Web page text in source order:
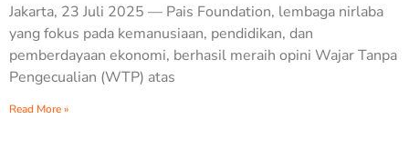
Jakarta, 23 Juli 2025 — Pais Foundation, lembaga nirlaba
yang fokus pada kemanusiaan, pendidikan, dan
pemberdayaan ekonomi, berhasil meraih opini Wajar Tanpa
Pengecualian (WTP) atas
Read More »